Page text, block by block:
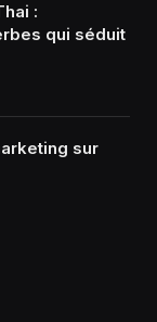
:
qui séduit
sur